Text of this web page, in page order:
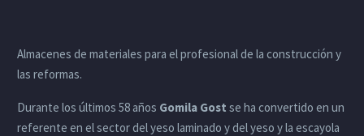
Almacenes de materiales para el profesional de la construcción y
las reformas.
Durante los últimos 58 años Gomila Gost se ha convertido en un
referente en el sector del yeso laminado y del yeso y la escayola